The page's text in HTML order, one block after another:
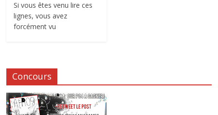
Si vous êtes venu lire ces
lignes, vous avez
forcément vu
Concours